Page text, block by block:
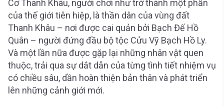
Cơ Thanh Khâu, người chơi như trở thành một phần
của thế giới tiên hiệp, là thần dân của vùng đất
Thanh Khâu – nơi được cai quản bởi Bạch Đế Hồ
Quân – người đứng đầu bộ tộc Cửu Vỹ Bạch Hồ Ly.
Và một lần nữa được gặp lại những nhân vật quen
thuộc, trải qua sự dắt dẫn của từng tình tiết nhiệm vụ
có chiều sâu, dần hoàn thiện bản thân và phát triển
lên những cảnh giới mới.